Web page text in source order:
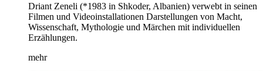
Driant Zeneli (*1983 in Shkoder, Albanien) verwebt in seinen
Filmen und Videoinstallationen Darstellungen von Macht,
Wissenschaft, Mythologie und Märchen mit individuellen
Erzählungen.
mehr